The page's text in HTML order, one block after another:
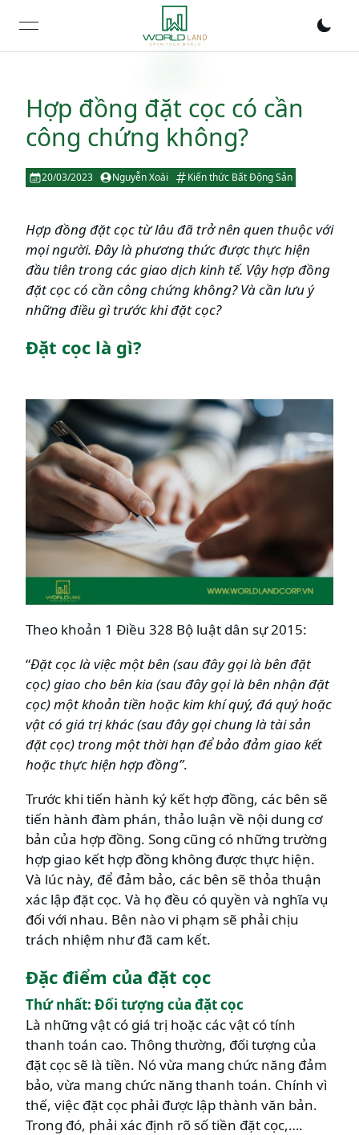
open navigation menu
Hợp đồng đặt cọc có cần
công chứng không?
20/03/2023 Nguyễn Xoài Kiến thức Bất Động Sản
Hợp đồng đặt cọc từ lâu đã trở nên quen thuộc với
mọi người. Đây là phương thức được thực hiện
đầu tiên trong các giao dịch kinh tế. Vậy hợp đồng
đặt cọc có cần công chứng không? Và cần lưu ý
những điều gì trước khi đặt cọc?
Đặt cọc là gì?
Theo khoản 1 Điều 328 Bộ luật dân sự 2015:
“Đặt cọc là việc một bên (sau đây gọi là bên đặt
cọc) giao cho bên kia (sau đây gọi là bên nhận đặt
cọc) một khoản tiền hoặc kim khí quý, đá quý hoặc
vật có giá trị khác (sau đây gọi chung là tài sản
đặt cọc) trong một thời hạn để bảo đảm giao kết
hoặc thực hiện hợp đồng”.
Trước khi tiến hành ký kết hợp đồng, các bên sẽ
tiến hành đàm phán, thảo luận về nội dung cơ
bản của hợp đồng. Song cũng có những trường
hợp giao kết hợp đồng không được thực hiện.
Và lúc này, để đảm bảo, các bên sẽ thỏa thuận
xác lập đặt cọc. Và họ đều có quyền và nghĩa vụ
đối với nhau. Bên nào vi phạm sẽ phải chịu
trách nhiệm như đã cam kết.
Đặc điểm của đặt cọc
Thứ nhất: Đối tượng của đặt cọc
Là những vật có giá trị hoặc các vật có tính
thanh toán cao. Thông thường, đối tượng của
đặt cọc sẽ là tiền. Nó vừa mang chức năng đảm
bảo, vừa mang chức năng thanh toán. Chính vì
thế, việc đặt cọc phải được lập thành văn bản.
Trong đó, phải xác định rõ số tiền đặt cọc,….